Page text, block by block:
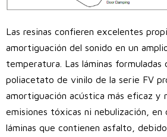
Las resinas confieren excelentes
amortiguación del sonido en un
temperatura. Las láminas formuladas
poliacetato de vinilo de la serie FV
amortiguación acústica más eficaz y
emisiones tóxicas ni nebulización, en
láminas que contienen asfalto,